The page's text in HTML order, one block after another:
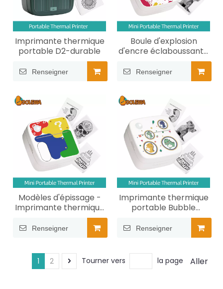
Imprimante thermique
portable D2-durable
Renseigner
Boule d'explosion
d'encre éclaboussante
thermique portable de
Renseigner
Modèles d'épissage -
Imprimante thermique
portable compacte
Renseigner
Imprimante thermique
portable Bubble
Renseigner
1 2 Tourner vers la page Aller